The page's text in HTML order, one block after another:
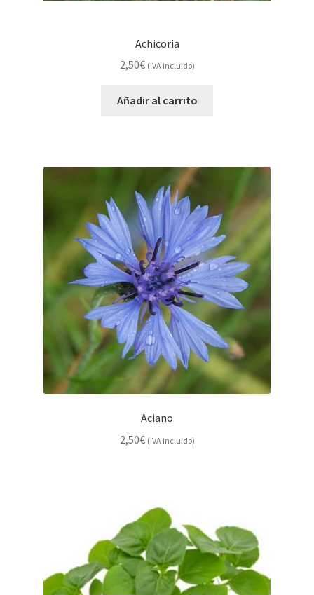
Achicoria
2,50€ (IVA incluido)
Añadir al carrito
Aciano
2,50€ (IVA incluido)